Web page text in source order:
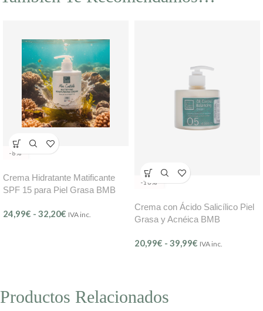
-8%
Crema Hidratante Matificante
SPF 15 para Piel Grasa BMB
24,99€ - 32,20€ IVA inc.
-16%
Crema con Ácido Salicílico Piel
Grasa y Acnéica BMB
20,99€ - 39,99€ IVA inc.
Productos Relacionados